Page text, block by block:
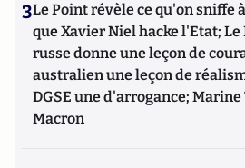
3Le Point révèle ce qu'on sniffe
que Xavier Niel hacke l'Etat; Le
russe donne une leçon de
australien une leçon de
DGSE une d'arrogance;
Macron